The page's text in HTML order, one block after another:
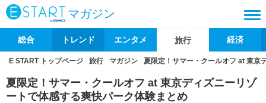
マガジン
総合 トレンド エンタメ 旅行 経済
E START トップページ 旅行 マガジン 夏限定！サマー・クールオフ at 東京
夏限定！サマー・クールオフ at 東京ディズニーリゾ
ートで体感する爽快パーク体験まとめ